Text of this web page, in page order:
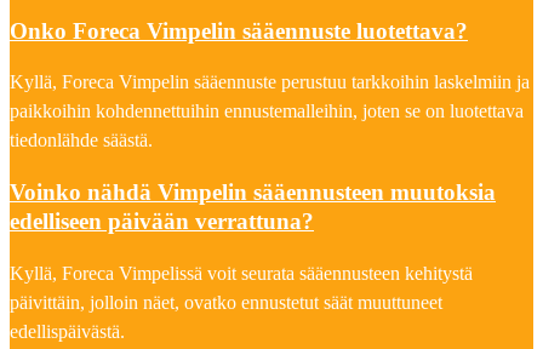
Onko Foreca Vimpelin sääennuste luotettava?
Kyllä, Foreca Vimpelin sääennuste perustuu tarkkoihin laskelmiin ja
paikkoihin kohdennettuihin ennustemalleihin, joten se on luotettava
tiedonlähde säästä.
Voinko nähdä Vimpelin sääennusteen muutoksia
edelliseen päivään verrattuna?
Kyllä, Foreca Vimpelissä voit seurata sääennusteen kehitystä
päivittäin, jolloin näet, ovatko ennustetut säät muuttuneet
edellispäivästä.